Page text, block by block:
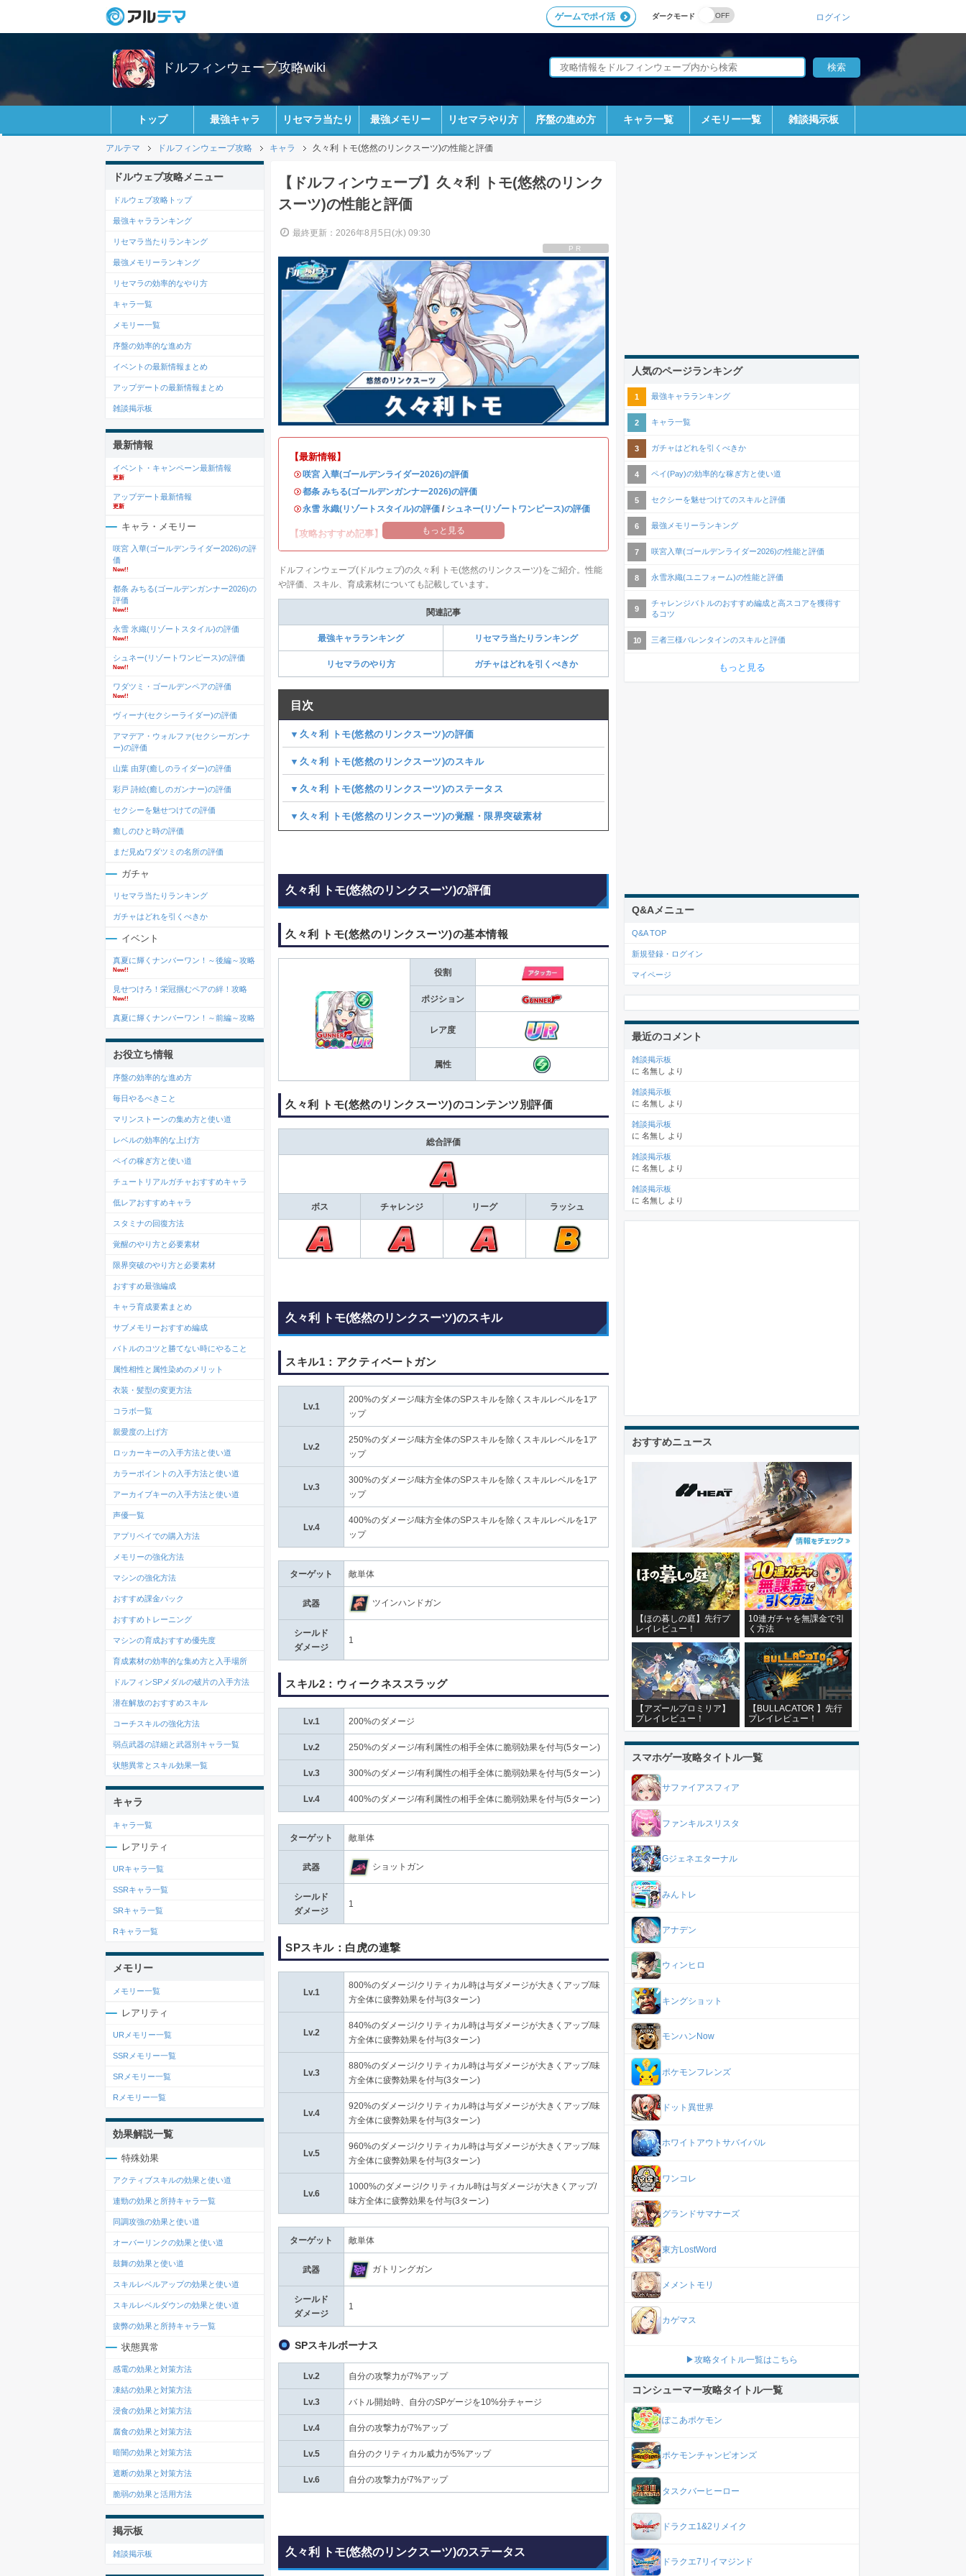
ダークモード
ゲームでポイ活 ログイン
ドルフィンウェーブ攻略wiki
トップ 最強キャラ リセマラ当たり 最強メモリー リセマラやり方 序盤の進め方 キャラ一覧 メモリー一覧 雑談掲示板
アルテマ ドルフィンウェーブ攻略 キャラ 久々利 トモ(悠然のリンクスーツ)の性能と評価
【ドルフィンウェーブ】久々利 トモ(悠然のリンク
スーツ)の性能と評価
最終更新：2026年8月5日(水) 09:30
PR
【最新情報】
・咲宮 入華(ゴールデンライダー2026)の評価
・都条 みちる(ゴールデンガンナー2026)の評価
・永雪 氷織(リゾートスタイル)の評価 / シュネー(リゾートワンピース)の評価
【攻略おすすめ記事】 もっと見る
ドルフィンウェーブ(ドルウェブ)の久々利 トモ(悠然のリンクスーツ)をご紹介。性能
や評価、スキル、育成素材についても記載しています。
関連記事
最強キャラランキング リセマラ当たりランキング
リセマラのやり方 ガチャはどれを引くべきか
目次
▼久々利 トモ(悠然のリンクスーツ)の評価
▼久々利 トモ(悠然のリンクスーツ)のスキル
▼久々利 トモ(悠然のリンクスーツ)のステータス
▼久々利 トモ(悠然のリンクスーツ)の覚醒・限界突破素材
久々利 トモ(悠然のリンクスーツ)の評価
久々利 トモ(悠然のリンクスーツ)の基本情報
役割
ポジション
レア度
属性
久々利 トモ(悠然のリンクスーツ)のコンテンツ別評価
総合評価
ボス チャレンジ リーグ ラッシュ
久々利 トモ(悠然のリンクスーツ)のスキル
スキル1：アクティベートガン
Lv.1
200%のダメージ/味方全体のSPスキルを除くスキルレベルを1ア
ップ
Lv.2
250%のダメージ/味方全体のSPスキルを除くスキルレベルを1ア
ップ
Lv.3
300%のダメージ/味方全体のSPスキルを除くスキルレベルを1ア
ップ
Lv.4
400%のダメージ/味方全体のSPスキルを除くスキルレベルを1ア
ップ
ターゲット 敵単体
武器 ツインハンドガン
シールド
ダメージ
1
スキル2：ウィークネススラッグ
Lv.1 200%のダメージ
Lv.2 250%のダメージ/有利属性の相手全体に脆弱効果を付与(5ターン)
Lv.3 300%のダメージ/有利属性の相手全体に脆弱効果を付与(5ターン)
Lv.4 400%のダメージ/有利属性の相手全体に脆弱効果を付与(5ターン)
ターゲット 敵単体
武器 ショットガン
シールド
ダメージ
1
SPスキル：白虎の連撃
Lv.1
800%のダメージ/クリティカル時は与ダメージが大きくアップ/味
方全体に疲弊効果を付与(3ターン)
Lv.2
840%のダメージ/クリティカル時は与ダメージが大きくアップ/味
方全体に疲弊効果を付与(3ターン)
Lv.3
880%のダメージ/クリティカル時は与ダメージが大きくアップ/味
方全体に疲弊効果を付与(3ターン)
Lv.4
920%のダメージ/クリティカル時は与ダメージが大きくアップ/味
方全体に疲弊効果を付与(3ターン)
Lv.5
960%のダメージ/クリティカル時は与ダメージが大きくアップ/味
方全体に疲弊効果を付与(3ターン)
Lv.6
1000%のダメージ/クリティカル時は与ダメージが大きくアップ/
味方全体に疲弊効果を付与(3ターン)
ターゲット 敵単体
武器 ガトリングガン
シールド
ダメージ
1
SPスキルボーナス
Lv.2 自分の攻撃力が7%アップ
Lv.3 バトル開始時、自分のSPゲージを10%分チャージ
Lv.4 自分の攻撃力が7%アップ
Lv.5 自分のクリティカル威力が5%アップ
Lv.6 自分の攻撃力が7%アップ
久々利 トモ(悠然のリンクスーツ)のステータス
ドルウェブ攻略メニュー
ドルウェブ攻略トップ
最強キャラランキング
リセマラ当たりランキング
最強メモリーランキング
リセマラの効率的なやり方
キャラ一覧
メモリー一覧
序盤の効率的な進め方
イベントの最新情報まとめ
アップデートの最新情報まとめ
雑談掲示板
最新情報
イベント・キャンペーン最新情報
更新
アップデート最新情報
更新
キャラ・メモリー
咲宮 入華(ゴールデンライダー2026)の評
価
New!!
都条 みちる(ゴールデンガンナー2026)の
評価
New!!
永雪 氷織(リゾートスタイル)の評価
New!!
シュネー(リゾートワンピース)の評価
New!!
ワダツミ・ゴールデンペアの評価
New!!
ヴィーナ(セクシーライダー)の評価
アマデア・ウォルファ(セクシーガンナ
ー)の評価
山葉 由芽(癒しのライダー)の評価
彩戸 詩絵(癒しのガンナー)の評価
セクシーを魅せつけての評価
癒しのひと時の評価
まだ見ぬワダツミの名所の評価
ガチャ
リセマラ当たりランキング
ガチャはどれを引くべきか
イベント
真夏に輝くナンバーワン！～後編～攻略
New!!
見せつけろ！栄冠掴むペアの絆！攻略
New!!
真夏に輝くナンバーワン！～前編～攻略
お役立ち情報
序盤の効率的な進め方
毎日やるべきこと
マリンストーンの集め方と使い道
レベルの効率的な上げ方
ペイの稼ぎ方と使い道
チュートリアルガチャおすすめキャラ
低レアおすすめキャラ
スタミナの回復方法
覚醒のやり方と必要素材
限界突破のやり方と必要素材
おすすめ最強編成
キャラ育成要素まとめ
サブメモリーおすすめ編成
バトルのコツと勝てない時にやること
属性相性と属性染めのメリット
衣装・髪型の変更方法
コラボ一覧
親愛度の上げ方
ロッカーキーの入手方法と使い道
カラーポイントの入手方法と使い道
アーカイブキーの入手方法と使い道
声優一覧
アプリペイでの購入方法
メモリーの強化方法
マシンの強化方法
おすすめ課金パック
おすすめトレーニング
マシンの育成おすすめ優先度
育成素材の効率的な集め方と入手場所
ドルフィンSPメダルの破片の入手方法
潜在解放のおすすめスキル
コーチスキルの強化方法
弱点武器の詳細と武器別キャラ一覧
状態異常とスキル効果一覧
キャラ
キャラ一覧
レアリティ
URキャラ一覧
SSRキャラ一覧
SRキャラ一覧
Rキャラ一覧
メモリー
メモリー一覧
レアリティ
URメモリー一覧
SSRメモリー一覧
SRメモリー一覧
Rメモリー一覧
効果解説一覧
特殊効果
アクティブスキルの効果と使い道
連勁の効果と所持キャラ一覧
同調攻強の効果と使い道
オーバーリンクの効果と使い道
鼓舞の効果と使い道
スキルレベルアップの効果と使い道
スキルレベルダウンの効果と使い道
疲弊の効果と所持キャラ一覧
状態異常
感電の効果と対策方法
凍結の効果と対策方法
浸食の効果と対策方法
腐食の効果と対策方法
暗闇の効果と対策方法
遮断の効果と対策方法
脆弱の効果と活用方法
掲示板
雑談掲示板
人気のページランキング
最強キャラランキング
キャラ一覧
ガチャはどれを引くべきか
ペイ(Pay)の効率的な稼ぎ方と使い道
セクシーを魅せつけてのスキルと評価
最強メモリーランキング
咲宮入華(ゴールデンライダー2026)の性能と評価
永雪氷織(ユニフォーム)の性能と評価
チャレンジバトルのおすすめ編成と高スコアを獲得す
るコツ
三者三様バレンタインのスキルと評価
もっと見る
Q&Aメニュー
Q&A TOP
新規登録・ログイン
マイページ
最近のコメント
雑談掲示板
に 名無し より
雑談掲示板
に 名無し より
雑談掲示板
に 名無し より
雑談掲示板
に 名無し より
雑談掲示板
に 名無し より
おすすめニュース
【ほの暮しの庭】先行プ
レイレビュー！
10連ガチャを無課金で引
く方法
【アズールプロミリア】
プレイレビュー！
【BULLACATOR 】先行
プレイレビュー！
スマホゲー攻略タイトル一覧
サファイアスフィア
ファンキルスリスタ
Gジェネエターナル
みんトレ
アナデン
ウィンヒロ
キングショット
モンハンNow
ポケモンフレンズ
ドット異世界
ホワイトアウトサバイバル
ワンコレ
グランドサマナーズ
東方LostWord
メメントモリ
カゲマス
▶攻略タイトル一覧はこちら
コンシューマー攻略タイトル一覧
ぽこあポケモン
ポケモンチャンピオンズ
タスクバーヒーロー
ドラクエ1&2リメイク
ドラクエ7リイマジンド